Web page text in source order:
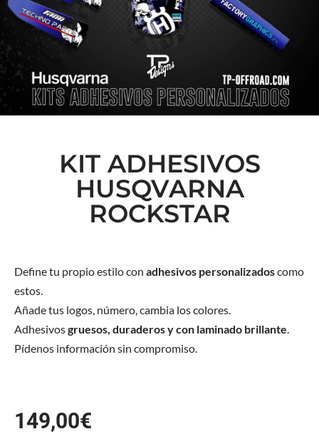
KIT ADHESIVOS
HUSQVARNA
ROCKSTAR
Define tu propio estilo con adhesivos personalizadoscomo
estos.
Añade tus logos, número, cambia los colores.
Adhesivosgruesos, duraderos y con laminado brillante.
Pídenos información sin compromiso.
149,00€